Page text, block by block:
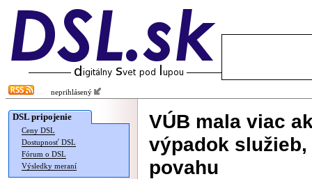
neprihlásený
DSL pripojenie
Ceny DSL
Dostupnosť DSL
Fórum o DSL
Výsledky meraní
VÚB mala viac
výpadok
povahu